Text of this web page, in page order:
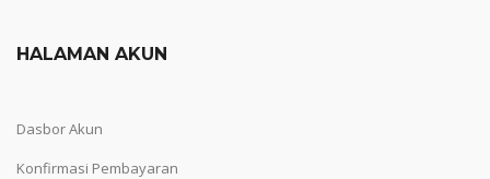
HALAMAN AKUN
Dasbor Akun
Konfirmasi Pembayaran